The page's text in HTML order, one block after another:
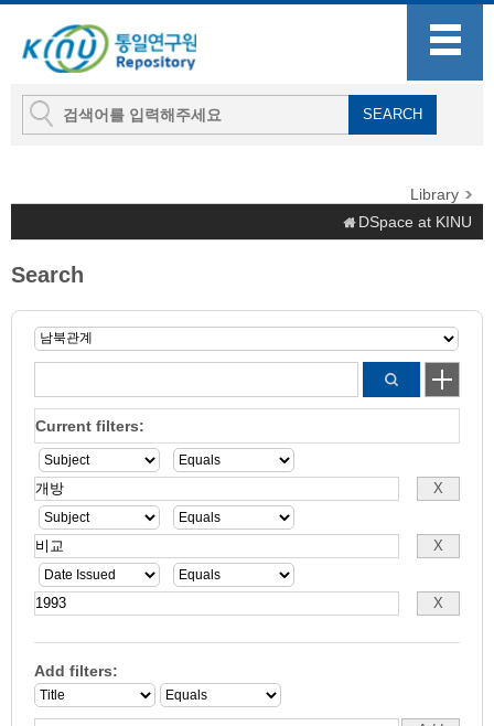
Library
DSpace at KINU
Search
Current filters:
Add filters: